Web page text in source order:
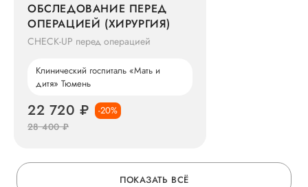
ОБСЛЕДОВАНИЕ ПЕРЕД
ОПЕРАЦИЕЙ (ХИРУРГИЯ)
CHECK-UP перед операцией
Клинический госпиталь «Мать и
дитя» Тюмень
22 720 ₽
-20%
28 400 ₽
ПОКАЗАТЬ ВСЁ